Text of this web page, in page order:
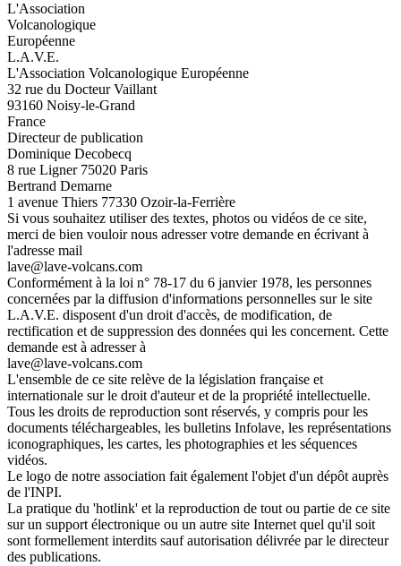
L'Association
Volcanologique
Européenne
L.A.V.E.
L'Association Volcanologique Européenne
32 rue du Docteur Vaillant
93160 Noisy-le-Grand
France
Directeur de publication
Dominique Decobecq
8 rue Ligner 75020 Paris
Bertrand Demarne
1 avenue Thiers 77330 Ozoir-la-Ferrière
Si vous souhaitez utiliser des textes, photos ou vidéos de ce site,
merci de bien vouloir nous adresser votre demande en écrivant à
l'adresse mail
lave@lave-volcans.com
Conformément à la loi n° 78-17 du 6 janvier 1978, les personnes
concernées par la diffusion d'informations personnelles sur le site
L.A.V.E. disposent d'un droit d'accès, de modification, de
rectification et de suppression des données qui les concernent. Cette
demande est à adresser à
lave@lave-volcans.com
L'ensemble de ce site relève de la législation française et
internationale sur le droit d'auteur et de la propriété intellectuelle.
Tous les droits de reproduction sont réservés, y compris pour les
documents téléchargeables, les bulletins Infolave, les représentations
iconographiques, les cartes, les photographies et les séquences
vidéos.
Le logo de notre association fait également l'objet d'un dépôt auprès
de l'INPI.
La pratique du 'hotlink' et la reproduction de tout ou partie de ce site
sur un support électronique ou un autre site Internet quel qu'il soit
sont formellement interdits sauf autorisation délivrée par le directeur
des publications.